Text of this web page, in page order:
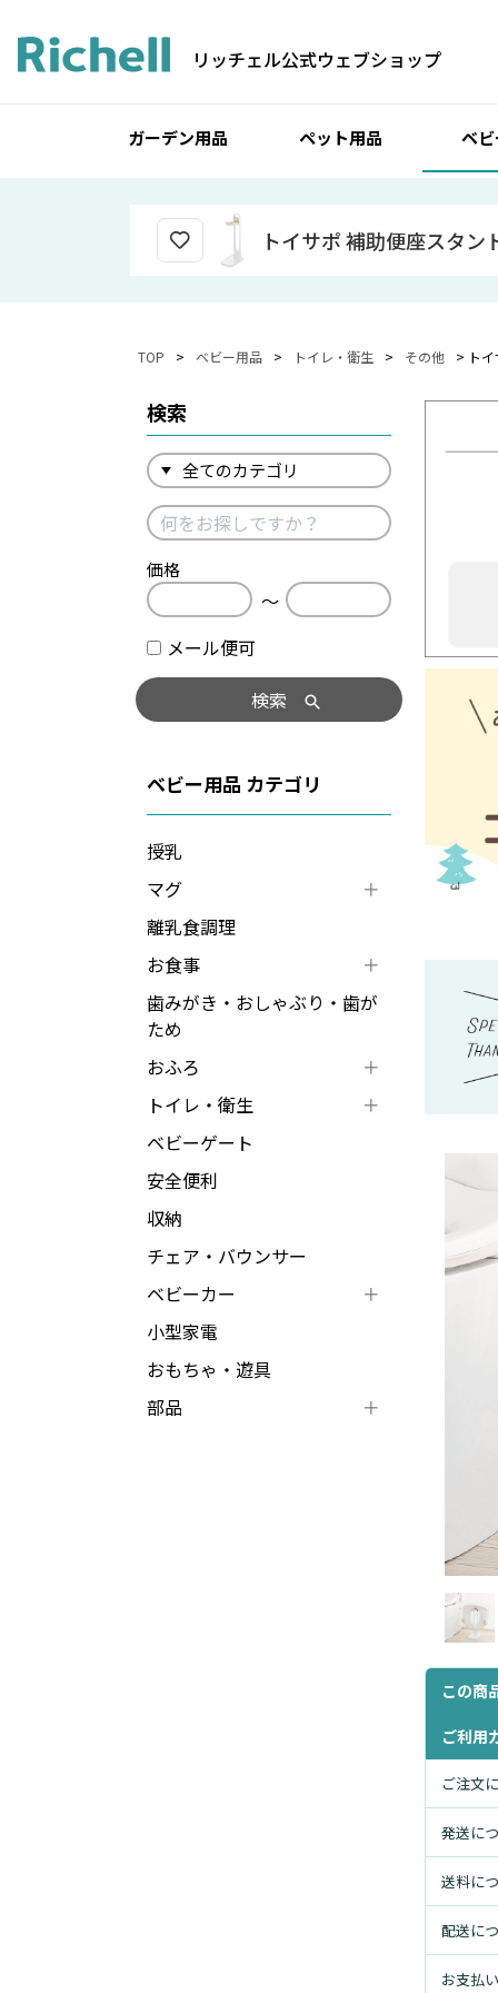
リッチェル公式ウェブショップ
ガーデン用品 ペット用品 ベ
トイサポ 補助便座スタン
TOP ベビー用品 トイレ・衛生 その他 ト
検索
価格
〜
メール便可
検索
ベビー用品
授乳
マグ
離乳食調理
お食事
歯みがき・おしゃぶり・歯が
ため
おふろ
トイレ・衛生
ベビーゲート
安全便利
収納
チェア・バウンサー
ベビーカー
小型家電
おもちゃ・遊具
部品
この商
ご利用
ご注文
発送に
送料に
配送に
お支払